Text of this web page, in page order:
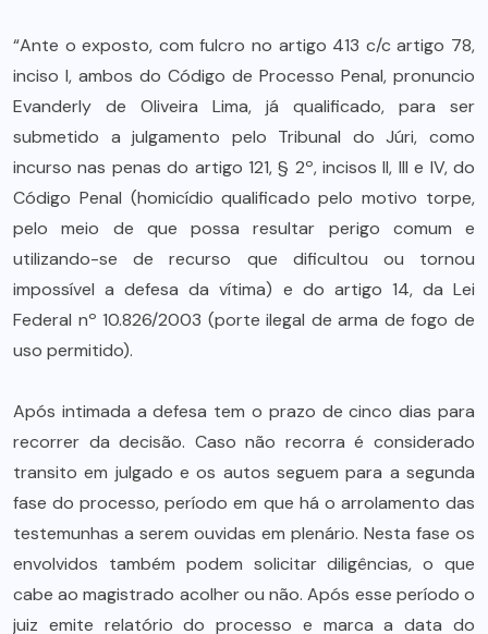
“Ante o exposto, com fulcro no artigo 413 c/c artigo 78,
inciso I, ambos do Código de Processo Penal, pronuncio
Evanderly de Oliveira Lima, já qualificado, para ser
submetido a julgamento pelo Tribunal do Júri, como
incurso nas penas do artigo 121, § 2º, incisos II, III e IV, do
Código Penal (homicídio qualificado pelo motivo torpe,
pelo meio de que possa resultar perigo comum e
utilizando-se de recurso que dificultou ou tornou
impossível a defesa da vítima) e do artigo 14, da Lei
Federal nº 10.826/2003 (porte ilegal de arma de fogo de
uso permitido).
Após intimada a defesa tem o prazo de cinco dias para
recorrer da decisão. Caso não recorra é considerado
transito em julgado e os autos seguem para a segunda
fase do processo, período em que há o arrolamento das
testemunhas a serem ouvidas em plenário. Nesta fase os
envolvidos também podem solicitar diligências, o que
cabe ao magistrado acolher ou não. Após esse período o
juiz emite relatório do processo e marca a data do